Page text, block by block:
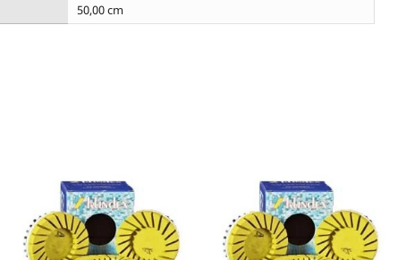
50,00 cm